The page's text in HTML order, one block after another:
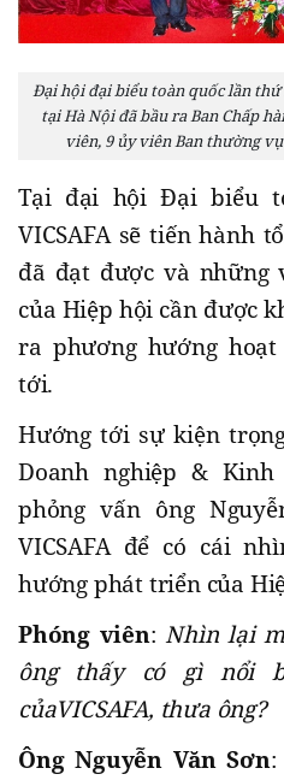
Đại hội đại biểu toàn quốc lần thứ
tại Hà Nội đã bầu ra Ban Chấp
viên, 9 ủy viên Ban thường
Tại đại hội Đại biểu
VICSAFA sẽ tiến hành
đã đạt được và những
của Hiệp hội cần được
ra phương hướng
tới.
Hướng tới sự kiện
Doanh nghiệp &
phỏng vấn ông
VICSAFA để có cái
hướng phát triển của
Phóng viên:Nhìn lại
ông thấy có gì nổi
củaVICSAFA, thưa ông?
Ông Nguyễn Văn Sơn: